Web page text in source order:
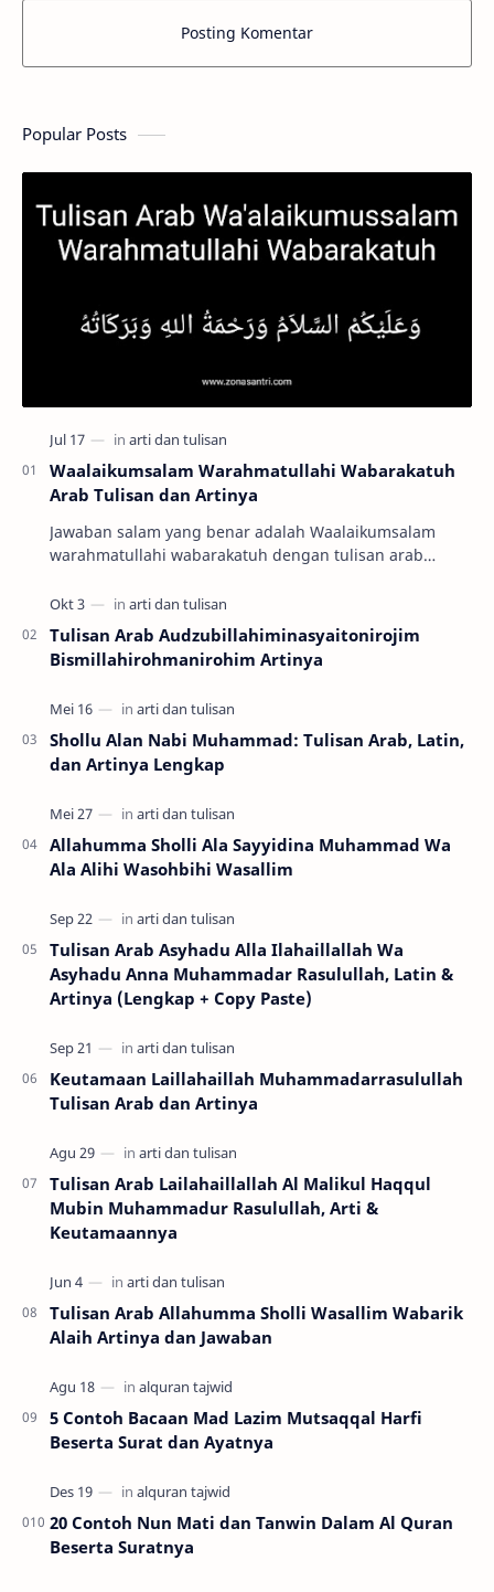
Posting Komentar
Popular Posts
Waalaikumsalam Warahmatullahi Wabarakatuh
Arab Tulisan dan Artinya
Jawaban salam yang benar adalah Waalaikumsalam
warahmatullahi wabarakatuh dengan tulisan arab
Tulisan Arab Audzubillahiminasyaitonirojim
Bismillahirohmanirohim Artinya
Shollu Alan Nabi Muhammad: Tulisan Arab, Latin,
dan Artinya Lengkap
Allahumma Sholli Ala Sayyidina Muhammad Wa
Ala Alihi Wasohbihi Wasallim
Tulisan Arab Asyhadu Alla Ilahaillallah Wa
Asyhadu Anna Muhammadar Rasulullah, Latin &
Artinya (Lengkap + Copy Paste)
Keutamaan Laillahaillah Muhammadarrasulullah
Tulisan Arab dan Artinya
Tulisan Arab Lailahaillallah Al Malikul Haqqul
Mubin Muhammadur Rasulullah, Arti &
Keutamaannya
Tulisan Arab Allahumma Sholli Wasallim Wabarik
Alaih Artinya dan Jawaban
5 Contoh Bacaan Mad Lazim Mutsaqqal Harfi
Beserta Surat dan Ayatnya
20 Contoh Nun Mati dan Tanwin Dalam Al Quran
Beserta Suratnya